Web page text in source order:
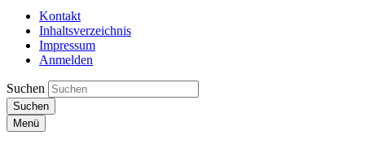
Kontakt
Inhaltsverzeichnis
Impressum
Anmelden
Suchen
Suchen
Menü